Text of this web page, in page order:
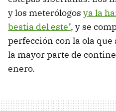
y los meterólogos ya la
bestia del este", y se
perfección con la ola
la mayor parte de
enero.